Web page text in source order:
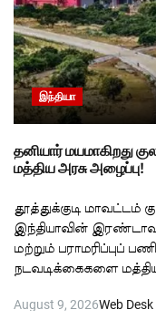
இந்தியா
தனியார் மயமாகிறது
மத்திய அரசு அழைப்பு!
தூத்துக்குடி மாவட்டம்
இந்தியாவின்
மற்றும் பராமரிப்புப்
நடவடிக்கைகளை
August 9, 2026Web Desk